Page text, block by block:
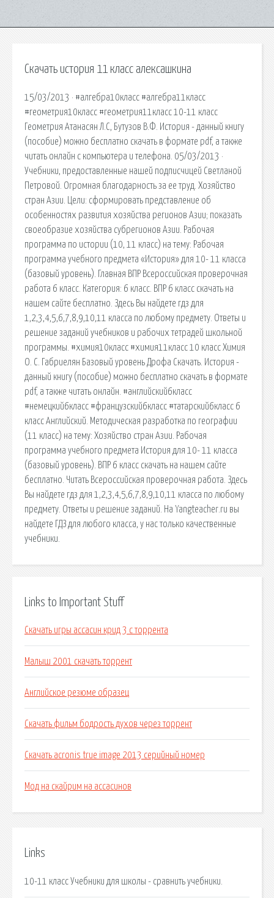
Скачать история 11 класс алексашкина
15/03/2013 · #алгебра10класс #алгебра11класс
#геометрия10класс #геометрия11класс 10-11 класс
Геометрия Атанасян Л.С, Бутузов В.Ф. История - данный книгу
(пособие) можно бесплатно скачать в формате pdf, а также
читать онлайн с компьютера и телефона. 05/03/2013 ·
Учебники, предоставленные нашей подписчицей Светланой
Петровой. Огромная благодарность за ее труд. Хозяйство
стран Азии. Цели: сформировать представление об
особенностях развития хозяйства регионов Азии; показать
своеобразие хозяйства субрегионов Азии. Рабочая
программа по истории (10, 11 класс) на тему: Рабочая
программа учебного предмета «История» для 10- 11 класса
(базовый уровень). Главная ВПР Всероссийская проверочная
работа 6 класс. Категория: 6 класс. ВПР 6 класс скачать на
нашем сайте бесплатно. Здесь Вы найдете гдз для
1,2,3,4,5,6,7,8,9,10,11 класса по любому предмету. Ответы и
решение заданий учебников и рабочих тетрадей школьной
программы. #химия10класс #химия11класс 10 класс Химия
О. С. Габриелян Базовый уровень Дрофа Скачать. История -
данный книгу (пособие) можно бесплатно скачать в формате
pdf, а также читать онлайн. #английский6класс
#немецкий6класс #французский6класс #татарский6класс 6
класс Английский. Методическая разработка по географии
(11 класс) на тему: Хозяйство стран Азии. Рабочая
программа учебного предмета История для 10- 11 класса
(базовый уровень). ВПР 6 класс скачать на нашем сайте
бесплатно. Читать Всероссийская проверочная работа. Здесь
Вы найдете гдз для 1,2,3,4,5,6,7,8,9,10,11 класса по любому
предмету. Ответы и решение заданий. На Yangteacher.ru вы
найдете ГДЗ для любого класса, у нас только качественные
учебники.
Links to Important Stuff
Скачать игры ассасин крид 3 с торрента
Малыш 2001 скачать торрент
Английское резюме образец
Скачать фильм бодрость духов через торрент
Скачать acronis true image 2013 серийный номер
Мод на скайрим на ассасинов
Links
10-11 класс Учебники для школы - сравнить учебники.